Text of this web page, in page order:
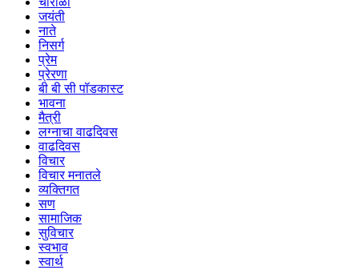
जयंती
नाते
निसर्ग
प्रेम
प्रेरणा
बी बी सी पॉडकास्ट
भावना
मैत्री
लग्नाचा वाढदिवस
वाढदिवस
विचार
विचार मनातले
व्यक्तिगत
सण
सामाजिक
सुविचार
स्वभाव
स्वार्थ